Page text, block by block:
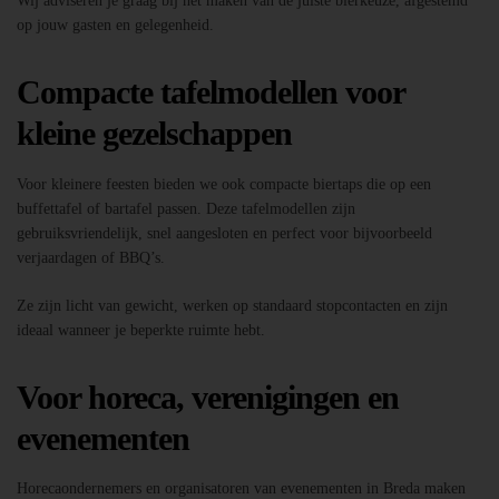
op jouw gasten en gelegenheid.
Compacte tafelmodellen voor
kleine gezelschappen
Voor kleinere feesten bieden we ook compacte biertaps die op een
buffettafel of bartafel passen. Deze tafelmodellen zijn
gebruiksvriendelijk, snel aangesloten en perfect voor bijvoorbeeld
verjaardagen of BBQ’s.
Ze zijn licht van gewicht, werken op standaard stopcontacten en zijn
ideaal wanneer je beperkte ruimte hebt.
Voor horeca, verenigingen en
evenementen
Horecaondernemers en organisatoren van evenementen in Breda maken